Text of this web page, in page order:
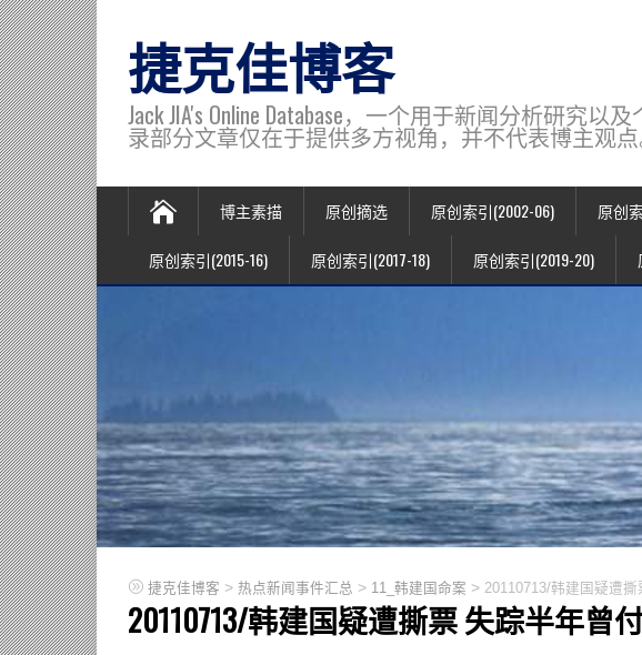
捷克佳博客
Jack JIA's Online Database，一个用于新闻分析研究
录部分文章仅在于提供多方视角，并不代表博主观点
博主素描 原创摘选 原创索引(2002-06) 原创
原创索引(2015-16) 原创索引(2017-18) 原创索引(2019-20)
捷克佳博客 > 热点新闻事件汇总 > 11_韩建国命案 > 20110713/韩建国疑遭
20110713/韩建国疑遭撕票 失踪半年曾